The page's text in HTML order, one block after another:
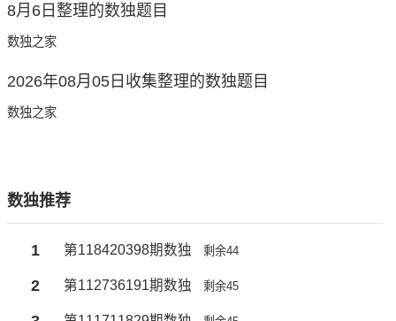
8月6日整理的数独题目
数独之家
2026年08月05日收集整理的数独题目
数独之家
数独推荐
1 第118420398期数独 剩余44
2 第112736191期数独 剩余45